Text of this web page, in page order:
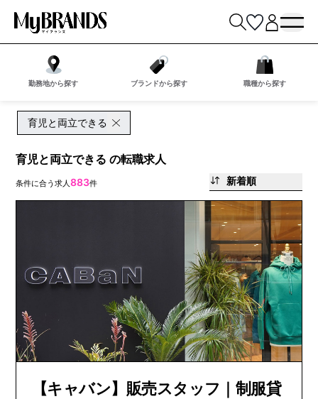
勤務地から探す ブランドから探す 職種から探す
育児と両立できる
育児と両立できる の転職求人
条件に合う求人883件 新着順
【キャバン】販売スタッフ｜制服貸